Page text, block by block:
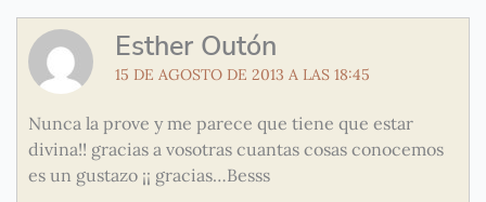
Esther Outón
15 DE AGOSTO DE 2013 A LAS 18:45
Nunca la prove y me parece que tiene que estar
divina!! gracias a vosotras cuantas cosas conocemos
es un gustazo ¡¡ gracias…Besss